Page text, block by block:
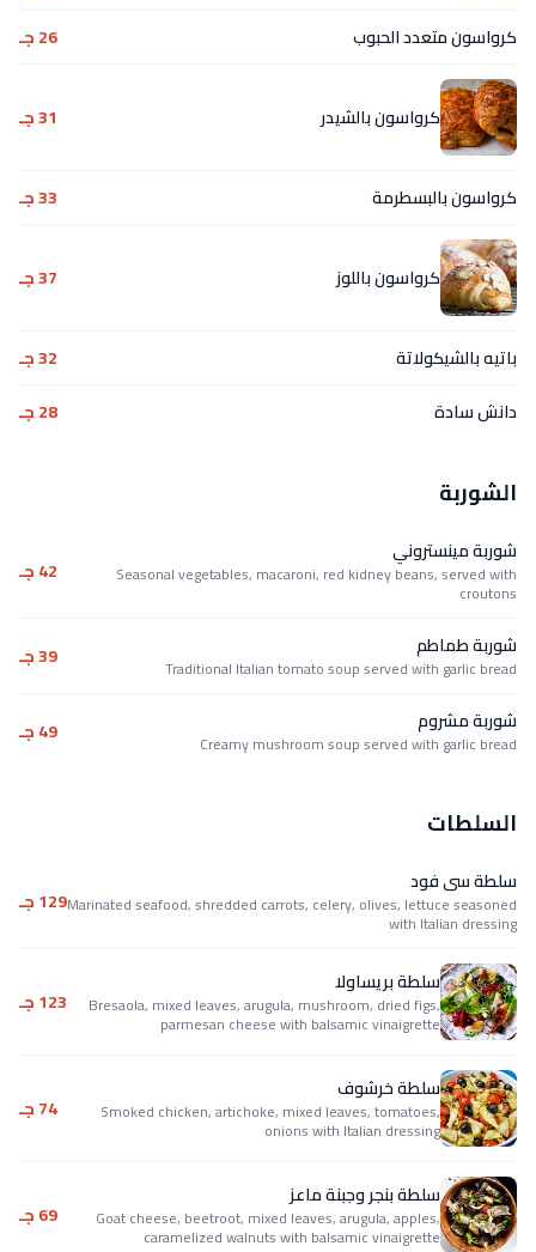
كرواسون متعدد الحبوب
26 جـ
كرواسون بالشيدر 31 جـ
كرواسون بالبسطرمة 33 جـ
كرواسون باللوز 37 جـ
باتيه بالشيكولاتة
32 جـ
دانش سادة
28 جـ
الشوربة
شوربة مينستروني
Seasonal vegetables, macaroni, red kidney beans, served with
croutons
42 جـ
شوربة طماطم
Traditional Italian tomato soup served with garlic bread 39 جـ
شوربة مشروم
Creamy mushroom soup served with garlic bread 49 جـ
السلطات
سلطة سى فود
Marinated seafood, shredded carrots, celery, olives, lettuce seasoned
with Italian dressing
129 جـ
سلطة بريساولا
Bresaola, mixed leaves, arugula, mushroom, dried figs,
parmesan cheese with balsamic vinaigrette
123 جـ
سلطة خرشوف
Smoked chicken, artichoke, mixed leaves, tomatoes,
onions with Italian dressing
74 جـ
سلطة بنجر وجبنة ماعز
Goat cheese, beetroot, mixed leaves, arugula, apples,
caramelized walnuts with balsamic vinaigrette
69 جـ